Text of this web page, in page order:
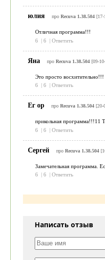
юлия про Recuva 1.38.504[17-
Отличная программа!!!
6
| 6 | Ответить
Яна про Recuva 1.38.504[09-
Это просто
6
| 6 | Ответить
Ег ор про Recuva 1.38.504[20-
прикольная программа!!!11
6
| 6 | Ответить
Сергей про Recuva 1.38.504
Замечательная программа.
6
| 6 | Ответить
Написать отзыв